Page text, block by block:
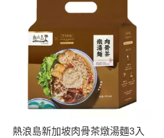
熱浪島新加坡肉骨茶燉湯麵3入